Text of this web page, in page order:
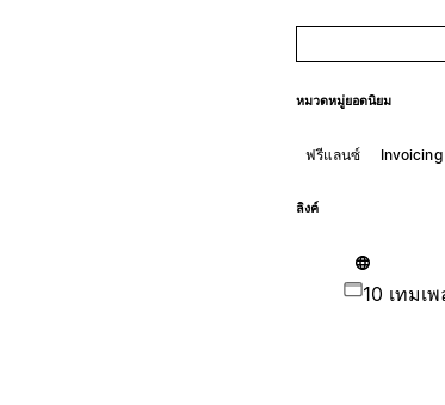
หมวดหมู่ยอดนิยม
ฟรีแลนซ์ Invoicing
ลิงค์
10 เทมเ